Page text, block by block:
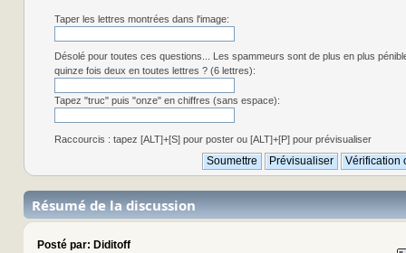
Taper les lettres montrées dans l'image:
Désolé pour toutes ces questions... Les spammeurs sont de plus en plus
quinze fois deux en toutes lettres ? (6 lettres):
Tapez "truc" puis "onze" en chiffres (sans espace):
Raccourcis : tapez [ALT]+[S] pour poster ou [ALT]+[P] pour prévisualiser
Résumé de la discussion
Posté par: Diditoff